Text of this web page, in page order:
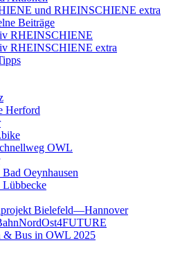
und RHEINSCHIENE extra
Beiträge
RHEINSCHIENE
RHEINSCHIENE extra
Herford
OWL
Oeynhausen
Bielefeld—Hannover
& Bus in OWL 2025